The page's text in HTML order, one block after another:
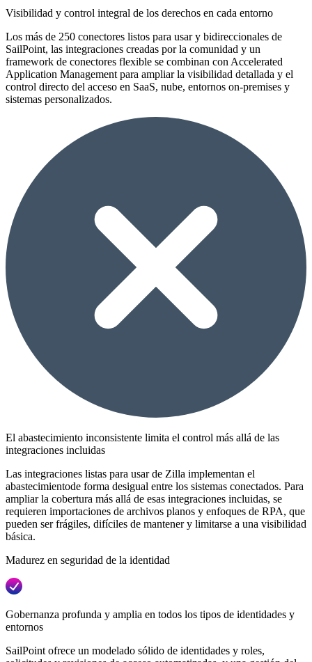
Visibilidad y control integral de los derechos en cada entorno
Los más de 250 conectores listos para usar y bidireccionales de
SailPoint, las integraciones creadas por la comunidad y un
framework de conectores flexible se combinan con Accelerated
Application Management para ampliar la visibilidad detallada y el
control directo del acceso en SaaS, nube, entornos on-premises y
sistemas personalizados.
El abastecimiento inconsistente limita el control más allá de las
integraciones incluidas
Las integraciones listas para usar de Zilla implementan el
abastecimientode forma desigual entre los sistemas conectados. Para
ampliar la cobertura más allá de esas integraciones incluidas, se
requieren importaciones de archivos planos y enfoques de RPA, que
pueden ser frágiles, difíciles de mantener y limitarse a una visibilidad
básica.
Madurez en seguridad de la identidad
Gobernanza profunda y amplia en todos los tipos de identidades y
entornos
SailPoint ofrece un modelado sólido de identidades y roles,